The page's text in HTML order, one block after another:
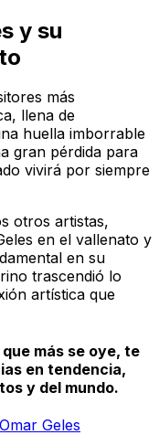
y su
más
llena de
huella imborrable
gran pérdida para
vivirá por siempre
otros artistas,
en el vallenato y
en su
trascendió lo
artística que
más se oye, te
en tendencia,
y del mundo.
Omar Geles